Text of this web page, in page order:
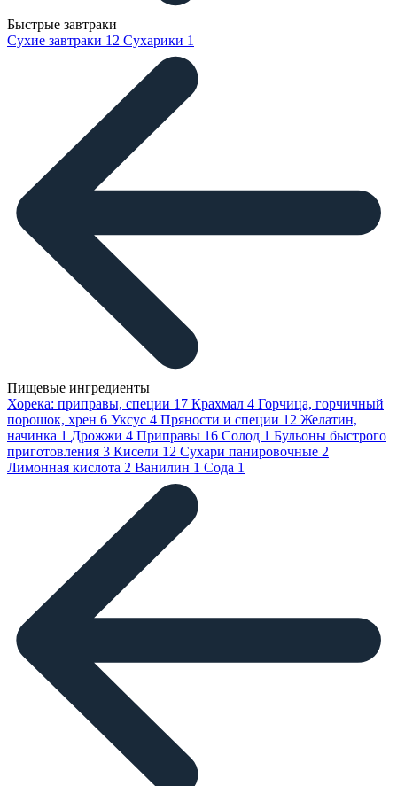
Быстрые завтраки
Сухие завтраки 12 Сухарики 1
Пищевые ингредиенты
Хорека: приправы, специи 17 Крахмал 4 Горчица, горчичный
порошок, хрен 6 Уксус 4 Пряности и специи 12 Желатин,
начинка 1 Дрожжи 4 Приправы 16 Солод 1 Бульоны быстрого
приготовления 3 Кисели 12 Сухари панировочные 2
Лимонная кислота 2 Ванилин 1 Сода 1